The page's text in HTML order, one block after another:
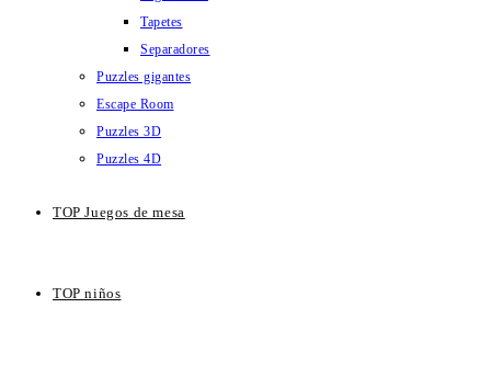
Tapetes
Separadores
Puzzles gigantes
Escape Room
Puzzles 3D
Puzzles 4D
TOP Juegos de mesa
TOP niños